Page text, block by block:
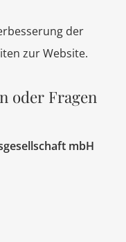
der
zur Website.
oder Fragen
mbH